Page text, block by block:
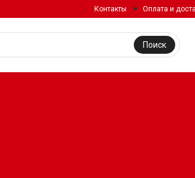
Контакты Оплата и
Поиск